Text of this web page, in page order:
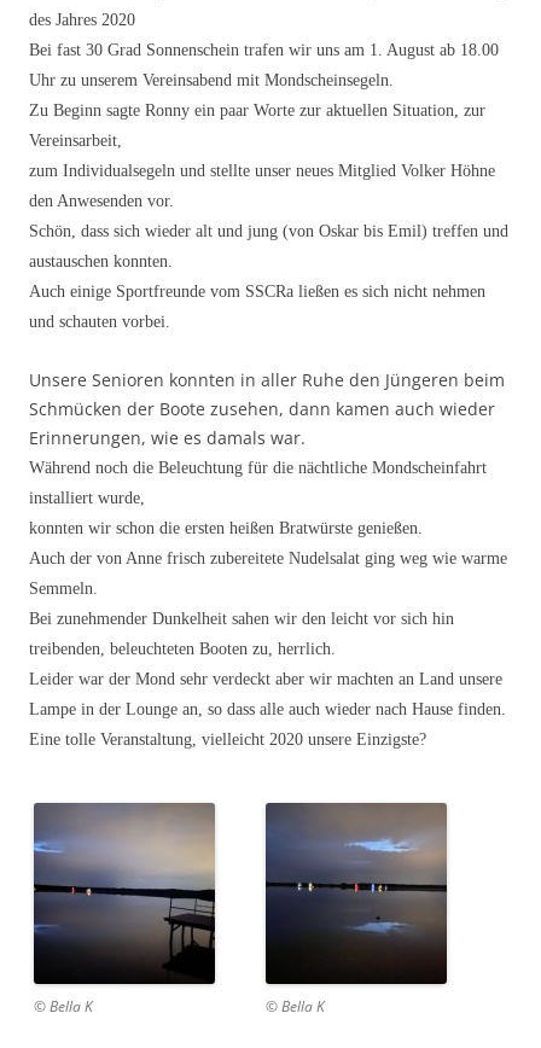
des Jahres 2020
Bei fast 30 Grad Sonnenschein trafen wir uns am 1. August ab 18.00
Uhr zu unserem Vereinsabend mit Mondscheinsegeln.
Zu Beginn sagte Ronny ein paar Worte zur aktuellen Situation, zur
Vereinsarbeit,
zum Individualsegeln und stellte unser neues Mitglied Volker Höhne
den Anwesenden vor.
Schön, dass sich wieder alt und jung (von Oskar bis Emil) treffen und
austauschen konnten.
Auch einige Sportfreunde vom SSCRa ließen es sich nicht nehmen
und schauten vorbei.
Unsere Senioren konnten in aller Ruhe den Jüngeren beim
Schmücken der Boote zusehen, dann kamen auch wieder
Erinnerungen, wie es damals war.
Während noch die Beleuchtung für die nächtliche Mondscheinfahrt
installiert wurde,
konnten wir schon die ersten heißen Bratwürste genießen.
Auch der von Anne frisch zubereitete Nudelsalat ging weg wie warme
Semmeln.
Bei zunehmender Dunkelheit sahen wir den leicht vor sich hin
treibenden, beleuchteten Booten zu, herrlich.
Leider war der Mond sehr verdeckt aber wir machten an Land unsere
Lampe in der Lounge an, so dass alle auch wieder nach Hause finden.
Eine tolle Veranstaltung, vielleicht 2020 unsere Einzigste?
© Bella K © Bella K